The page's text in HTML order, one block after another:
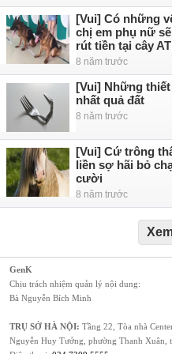
[Vui] Có những
chị em phụ nữ
rút tiền tại cây
8 năm trước
[Vui] Những
nhất quả đất
8 năm trước
[Vui] Cứ trông
liền sợ hãi bỏ
cười
8 năm trước
GenK
Chịu trách nhiệm quản lý nội dung:
Bà Nguyễn Bích Minh
TRỤ SỞ HÀ NỘI: Tầng 22, Tòa nhà
Nguyễn Huy Tưởng, phường Thanh Xuân,